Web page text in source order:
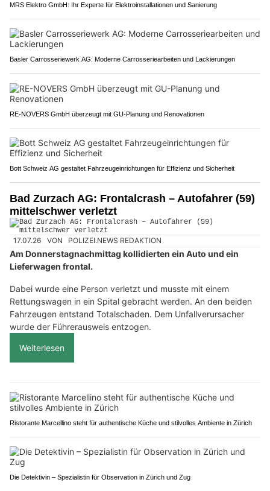
MRS Elektro GmbH: Ihr Experte für Elektroinstallationen und Sanierung
Basler Carrosseriewerk AG: Moderne Carrosseriearbeiten und Lackierungen
RE-NOVERS GmbH überzeugt mit GU-Planung und Renovationen
Bott Schweiz AG gestaltet Fahrzeugeinrichtungen für Effizienz und Sicherheit
Bad Zurzach AG: Frontalcrash – Autofahrer (59)
mittelschwer verletzt
17.07.26 VON POLIZEI.NEWS REDAKTION
Am Donnerstagnachmittag kollidierten ein Auto und ein
Lieferwagen frontal.
Dabei wurde eine Person verletzt und musste mit einem
Rettungswagen in ein Spital gebracht werden. An den beiden
Fahrzeugen entstand Totalschaden. Dem Unfallverursacher
wurde der Führerausweis entzogen.
Weiterlesen
Ristorante Marcellino steht für authentische Küche und stilvolles Ambiente in Zürich
Die Detektivin – Spezialistin für Observation in Zürich und Zug